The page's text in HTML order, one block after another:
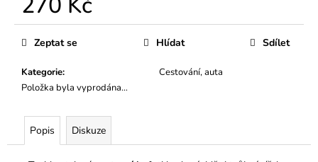
Měrná
cena:
Kategorie:
Cestování, auta
Položka byla vyprodána…
Zeptat se Hlídat Sdílet
Popis Diskuze
RESTRUKTURALIZAČNÍ
A
ROZČESÁVACÍ
KONDICIONER
250ML
260